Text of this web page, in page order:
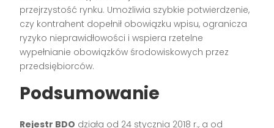
przejrzystość rynku. Umożliwia szybkie potwierdzenie,
czy kontrahent dopełnił obowiązku wpisu, ogranicza
ryzyko nieprawidłowości i wspiera rzetelne
wypełnianie obowiązków środowiskowych przez
przedsiębiorców.
Podsumowanie
Rejestr BDO działa od 24 stycznia 2018 r., a od